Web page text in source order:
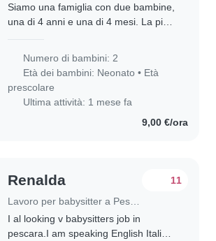
Siamo una famiglia con due bambine,
una di 4 anni e una di 4 mesi. La più
bisogno di un aiuto fisso nel
pomeriggio..
Numero di bambini: 2
Età dei bambini: Neonato • Età
prescolare
Ultima attività: 1 mese fa
9,00 €/ora
Renalda
Lavoro per babysitter a Pescara
11
I al looking v babysitters job in
pescara.I am speaking English Italian